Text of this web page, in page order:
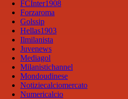
FCInter1908
Forzaroma
Golssip
Hellas1903
Ilmilanista
Juvenews
Mediagol
Milanistichannel
Mondoudinese
Notiziecalciomercato
Numericalcio